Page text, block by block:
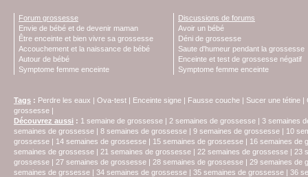
Forum grossesse
Envie de bébé et de devenir maman
Être enceinte et bien vivre sa grossesse
Accouchement et la naissance de bébé
Autour de bébé
Symptome femme enceinte
Discussions de forums
Avoir un bébé
Déni de grossesse
Saute d'humeur pendant la grossesse
Enceinte et test de grossesse négatif
Symptome femme enceinte
Tags : Perdre les eaux | Ova-test | Enceinte signe | Fausse couche | Sucer une tétine |
grossesse |
Découvrez aussi : 1 semaine de grossesse | 2 semaines de grossesse | 3 semaines
semaines de grossesse | 8 semaines de grossesse | 9 semaines de grossesse | 10
grossesse | 14 semaines de grossesse | 15 semaines de grossesse | 16 semaines de
semaines de grossesse | 21 semaines de grossesse | 22 semaines de grossesse | 23
grossesse | 27 semaines de grossesse | 28 semaines de grossesse | 29 semaines de
semaines de grssesse | 34 semaines de grossesse | 35 semaines de grossesse | 36